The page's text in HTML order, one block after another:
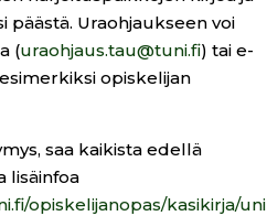
päästä. Uraohjaukseen voi
(uraohjaus.tau@tuni.fi) tai e-
opiskelijan
saa kaikista edellä
lisäinfoa
opiskelijanopas/kasikirja/uni